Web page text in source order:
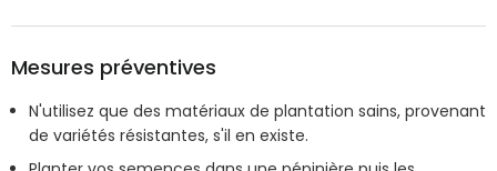
Mesures préventives
N'utilisez que des matériaux de plantation sains, provenant
de variétés résistantes, s'il en existe.